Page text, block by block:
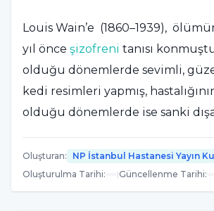
Louis Wain’e (1860–1939),
yıl önce şizofreni tanısı
olduğu dönemlerde sevimli,
kedi resimleri yapmış,
olduğu dönemlerde ise sanki
deforme olmuş, rengarenk,
kediler resmetmiştir.
Oluşturan:
NP İstanbul Hastanesi Yayın
Oluşturulma Tarihi: |Güncellenme Tarihi: